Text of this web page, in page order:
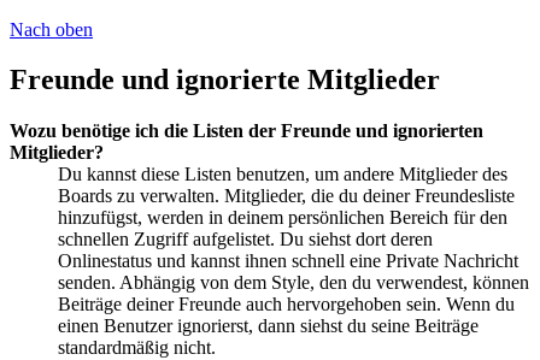
Nach oben
Freunde und ignorierte Mitglieder
Wozu benötige ich die Listen der Freunde und ignorierten
Mitglieder?
Du kannst diese Listen benutzen, um andere Mitglieder des
Boards zu verwalten. Mitglieder, die du deiner Freundesliste
hinzufügst, werden in deinem persönlichen Bereich für den
schnellen Zugriff aufgelistet. Du siehst dort deren
Onlinestatus und kannst ihnen schnell eine Private Nachricht
senden. Abhängig von dem Style, den du verwendest, können
Beiträge deiner Freunde auch hervorgehoben sein. Wenn du
einen Benutzer ignorierst, dann siehst du seine Beiträge
standardmäßig nicht.